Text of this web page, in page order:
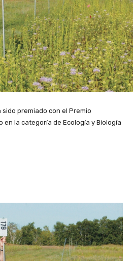
premiado con el Premio
en la categoría de Ecología y Biología